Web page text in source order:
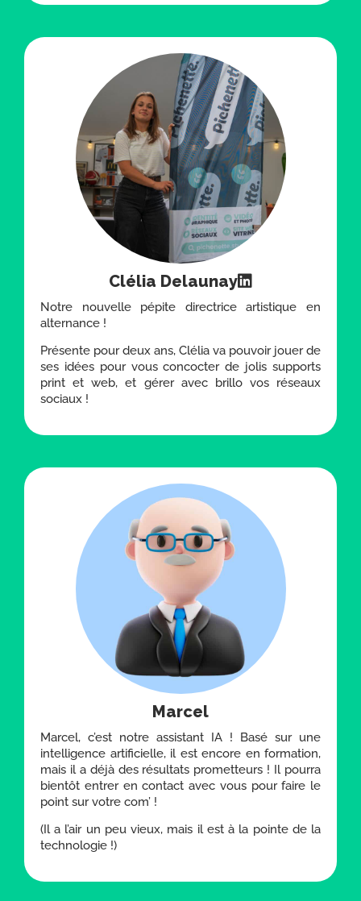
Clélia Delaunay
Notre nouvelle pépite directrice artistique en
alternance !
Présente pour deux ans, Clélia va pouvoir jouer de
ses idées pour vous concocter de jolis supports
print et web, et gérer avec brillo vos réseaux
sociaux !
Marcel
Marcel, c’est notre assistant IA ! Basé sur une
intelligence artificielle, il est encore en formation,
mais il a déjà des résultats prometteurs ! Il pourra
bientôt entrer en contact avec vous pour faire le
point sur votre com’ !
(Il a l’air un peu vieux, mais il est à la pointe de la
technologie !)